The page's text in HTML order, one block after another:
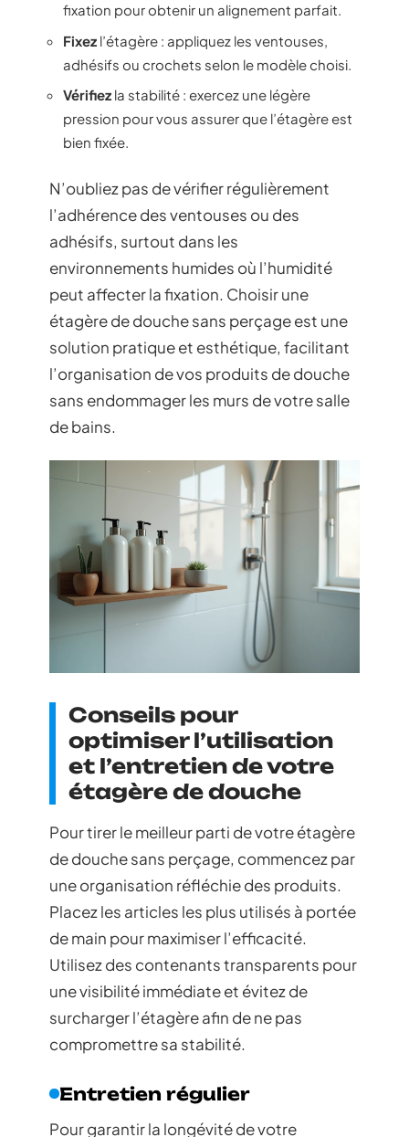
fixation pour obtenir un alignement parfait.
Fixez l’étagère : appliquez les ventouses,
adhésifs ou crochets selon le modèle choisi.
Vérifiez la stabilité : exercez une légère
pression pour vous assurer que l’étagère est
bien fixée.
N’oubliez pas de vérifier régulièrement
l’adhérence des ventouses ou des
adhésifs, surtout dans les
environnements humides où l’humidité
peut affecter la fixation. Choisir une
étagère de douche sans perçage est une
solution pratique et esthétique, facilitant
l’organisation de vos produits de douche
sans endommager les murs de votre salle
de bains.
Conseils pour
optimiser l’utilisation
et l’entretien de votre
étagère de douche
Pour tirer le meilleur parti de votre étagère
de douche sans perçage, commencez par
une organisation réfléchie des produits.
Placez les articles les plus utilisés à portée
de main pour maximiser l’efficacité.
Utilisez des contenants transparents pour
une visibilité immédiate et évitez de
surcharger l’étagère afin de ne pas
compromettre sa stabilité.
Entretien régulier
Pour garantir la longévité de votre